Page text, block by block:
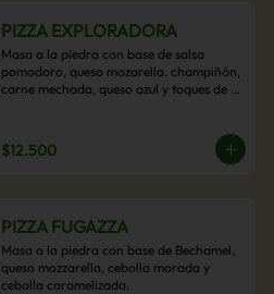
PIZZA EXPLORADORA
Masa a la piedra con base de salsa
pomodoro, queso mozarella. champiñón,
carne mechada, queso azul y toques de
$12.500
PIZZA FUGAZZA
Masa a la piedra con base de Bechamel,
queso mozzarella, cebolla morada y
cebolla caramelizada.